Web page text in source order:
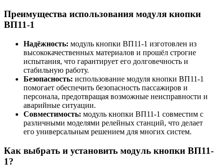
Преимущества использования модуля кнопки
ВП11-1
Надёжность: модуль кнопки ВП11-1 изготовлен из
высококачественных материалов и прошёл строгие
испытания, что гарантирует его долговечность и
стабильную работу.
Безопасность: использование модуля кнопки ВП11-1
помогает обеспечить безопасность пассажиров и
персонала, предотвращая возможные неисправности и
аварийные ситуации.
Совместимость: модуль кнопки ВП11-1 совместим с
различными моделями релейных станций, что делает
его универсальным решением для многих систем.
Как выбрать и установить модуль кнопки ВП11-
1?